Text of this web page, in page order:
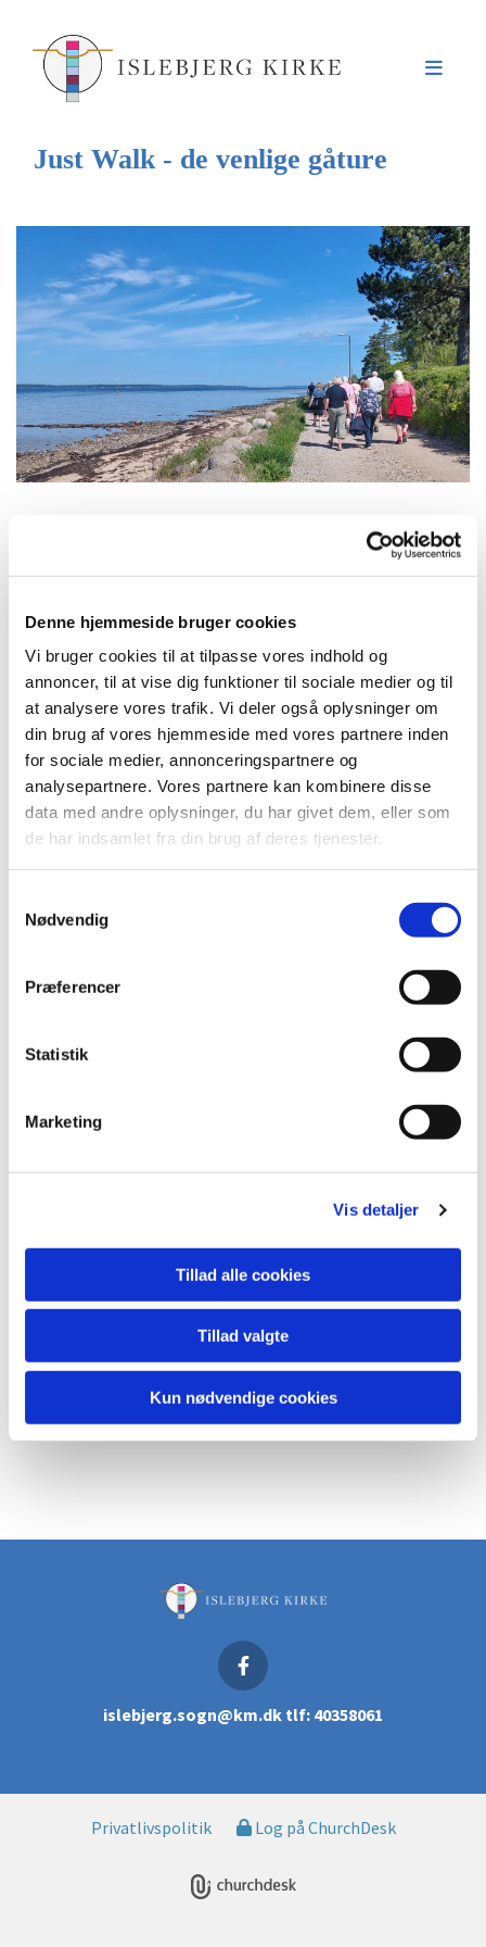
Denne hjemmeside bruger cookies
Vi bruger cookies til at tilpasse vores indhold og
annoncer, til at vise dig funktioner til sociale medier og til
at analysere vores trafik. Vi deler også oplysninger om
din brug af vores hjemmeside med vores partnere inden
for sociale medier, annonceringspartnere og
analysepartnere. Vores partnere kan kombinere disse
data med andre oplysninger, du har givet dem, eller som
de har indsamlet fra din brug af deres tjenester.
Nødvendig
Præferencer
Statistik
Marketing
Vis detaljer
Tillad alle cookies
Tillad valgte
Kun nødvendige cookies
Just Walk - de venlige gåture
Tirsdag 10. august 2027, kl. 11:00 - 12:00
Anna-Marie Lauenstein
Vi går en time i et tempo, hvor alle kan være med.
Vi mødes ved det runde bord/bænkesæt ved kirken, og efter
gåturen hygger vi med en kop varm kaffe eller the.
Du vil måske også kunne lide...
islebjerg.sogn@km.dk tlf: 40358061
Privatlivspolitik Log på ChurchDesk